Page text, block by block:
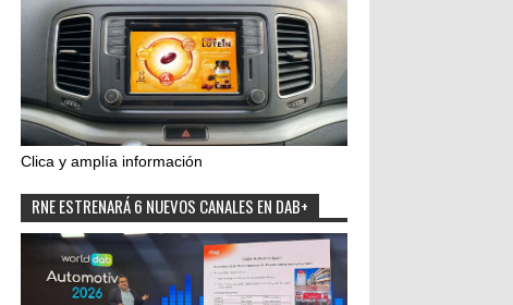
Clica y amplía información
RNE ESTRENARÁ 6 NUEVOS CANALES EN DAB+